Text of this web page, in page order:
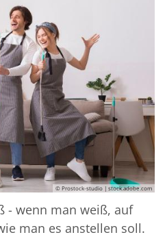
© Prostock-studio | stock.adobe.com
- wenn man weiß, auf
man es anstellen soll.